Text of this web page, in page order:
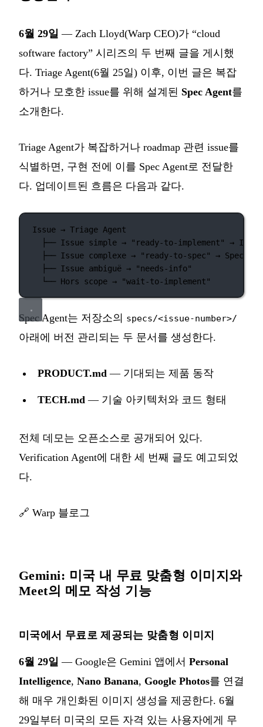
6월 29일 — Zach Lloyd(Warp CEO)가 “cloud
software factory” 시리즈의 두 번째 글을 게시했
다. Triage Agent(6월 25일) 이후, 이번 글은 복잡
하거나 모호한 issue를 위해 설계된 Spec Agent를
소개한다.
Triage Agent가 복잡하거나 roadmap 관련 issue를
식별하면, 구현 전에 이를 Spec Agent로 전달한
다. 업데이트된 흐름은 다음과 같다.
Issue → Triage Agent
├── Issue simple → "ready-to-implement" →
├── Issue complexe → "ready-to-spec" → Spec
├── Issue ambiguë → "needs-info"
└── Hors scope → "wait-to-implement"
Spec Agent는 저장소의 specs/<issue-number>/
아래에 버전 관리되는 두 문서를 생성한다.
PRODUCT.md — 기대되는 제품 동작
TECH.md — 기술 아키텍처와 코드 형태
전체 데모는 오픈소스로 공개되어 있다.
Verification Agent에 대한 세 번째 글도 예고되었
다.
🔗 Warp 블로그
Gemini: 미국 내 무료 맞춤형 이미지와
Meet의 메모 작성 기능
미국에서 무료로 제공되는 맞춤형 이미지
6월 29일 — Google은 Gemini 앱에서 Personal
Intelligence, Nano Banana, Google Photos를 연결
해 매우 개인화된 이미지 생성을 제공한다. 6월
29일부터 미국의 모든 자격 있는 사용자에게 무